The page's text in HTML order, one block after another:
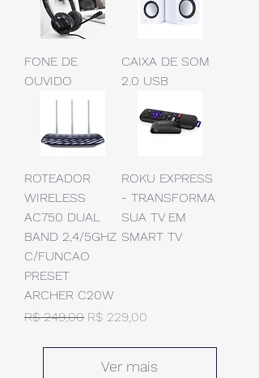
FONE DE
OUVIDO
CAIXA DE SOM
2.0 USB
ROTEADOR
WIRELESS
AC750 DUAL
BAND 2,4/5GHZ
C/FUNCAO
PRESET
ARCHER C20W
Preço normal
R$ 249,00 Preço promocional
R$ 229,00
ROKU EXPRESS
- TRANSFORMA
SUA TV EM
SMART TV
Ver mais